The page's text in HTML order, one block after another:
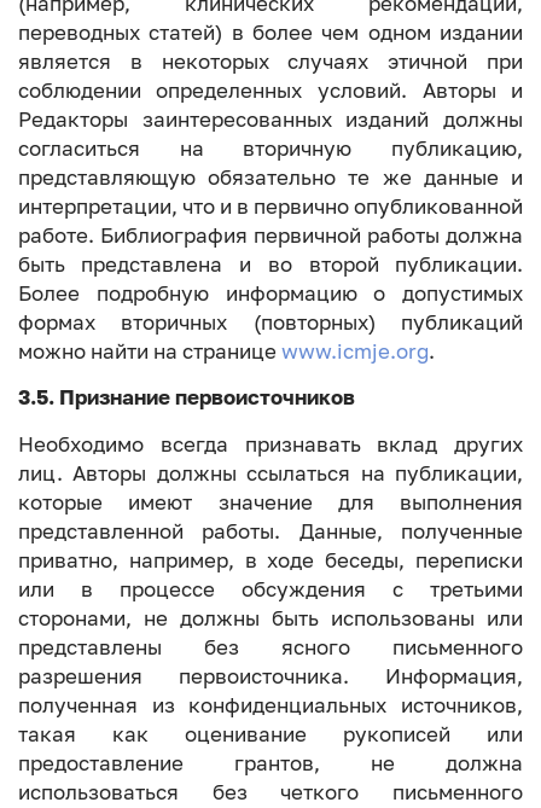
переводных статей) в более чем одном издании
является в некоторых случаях этичной при
соблюдении определенных условий. Авторы и
Редакторы заинтересованных изданий должны
согласиться на вторичную публикацию,
представляющую обязательно те же данные и
интерпретации, что и в первично опубликованной
работе. Библиография первичной работы должна
быть представлена и во второй публикации.
Более подробную информацию о допустимых
формах вторичных (повторных) публикаций
можно найти на странице www.icmje.org.
3.5. Признание первоисточников
Необходимо всегда признавать вклад других
лиц. Авторы должны ссылаться на публикации,
которые имеют значение для выполнения
представленной работы. Данные, полученные
приватно, например, в ходе беседы, переписки
или в процессе обсуждения с третьими
сторонами, не должны быть использованы или
представлены без ясного письменного
разрешения первоисточника. Информация,
полученная из конфиденциальных источников,
такая как оценивание рукописей или
предоставление грантов, не должна
использоваться без четкого письменного